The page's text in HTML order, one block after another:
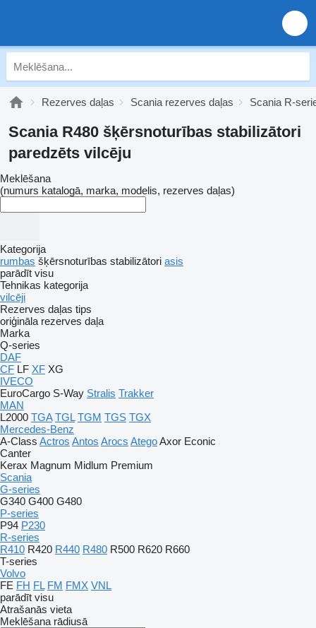
Rezerves daļas Scania rezerves daļas Scania R-
Scania R480 šķērsnoturības stabilizātori
paredzēts vilcēju
Meklēšana
(numurs katalogā, marka, modelis, rezerves daļas)
Kategorija
rumbas šķērsnoturības stabilizātori asis
parādīt visu
Tehnikas kategorija
vilcēji
Rezerves daļas tips
oriģināla rezerves daļa
Marka
Q-series
DAF
CF LF XF XG
IVECO
EuroCargo S-Way Stralis Trakker
MAN
L2000 TGA TGL TGM TGS TGX
Mercedes-Benz
A-Class Actros Antos Arocs AtegoAxor Econic
Canter
Kerax Magnum Midlum Premium
Scania
G-series
G340 G400 G480
P-series
P94 P230
R-series
R410 R420 R440 R480 R500 R620 R660
T-series
Volvo
FE FH FL FM FMX VNL
parādīt visu
Atrašanās vieta
Meklēšana rādiusā